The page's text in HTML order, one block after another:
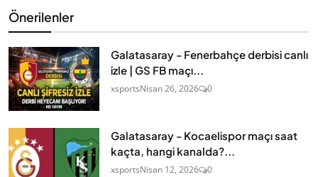
Önerilenler
Galatasaray - Fenerbahçe derbisi canlı
izle | GS FB maçı...
xsportsNisan 26, 2026 0
Galatasaray - Kocaelispor maçı saat
kaçta, hangi kanalda?...
xsportsNisan 12, 2026 0